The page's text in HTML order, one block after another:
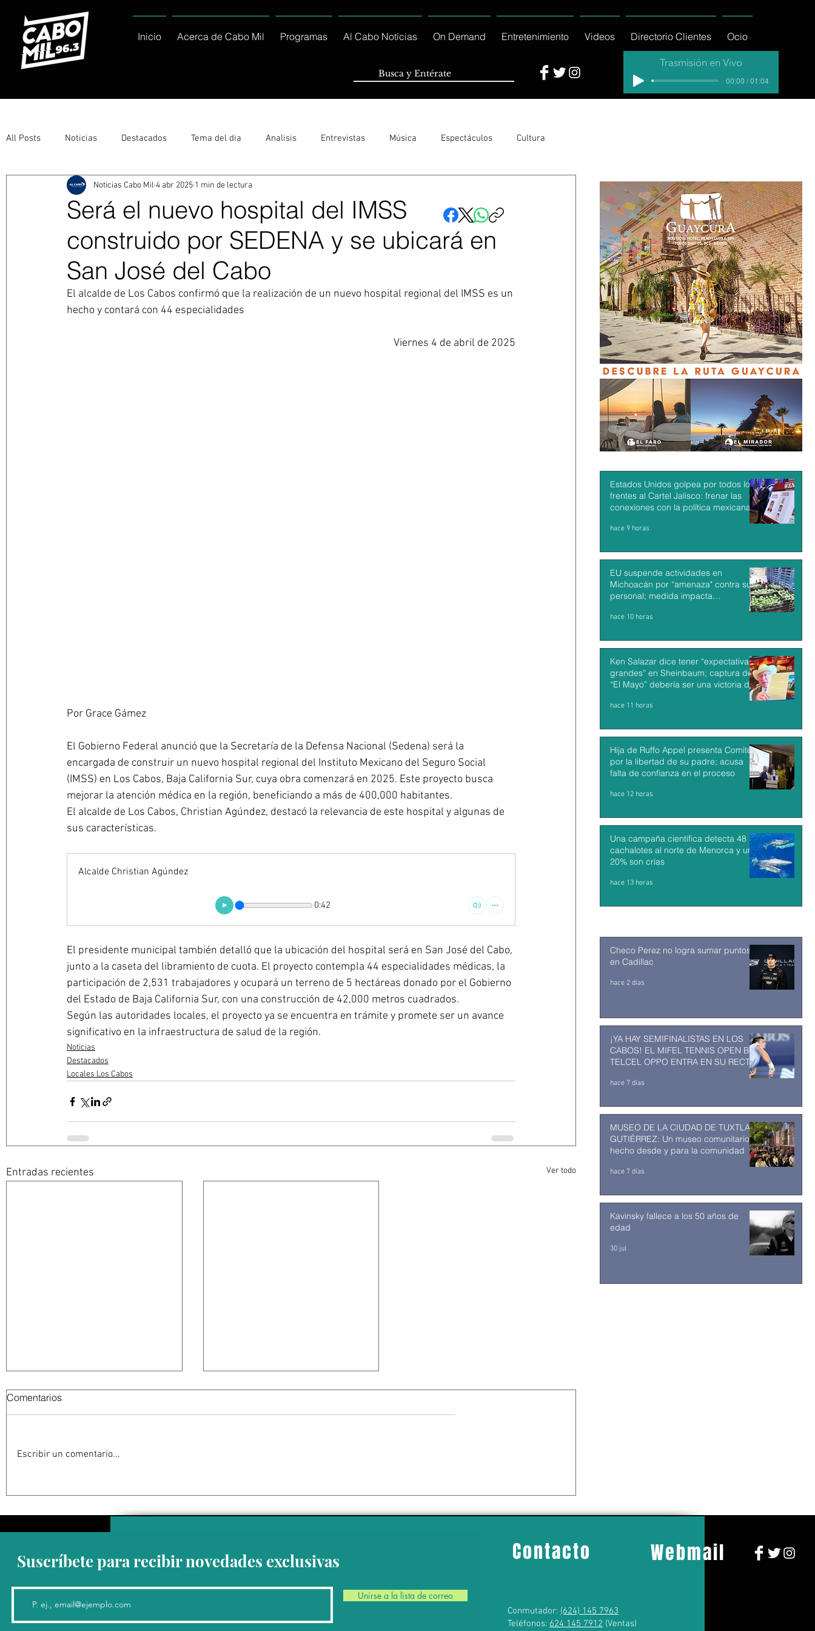
Inicio Acerca de Cabo Mil Programas Al Cabo Noticias On Demand Entretenimiento Videos Directorio Clientes Ocio
Trasmisión en Vivo
00:00 / 01:04
All Posts Noticias Destacados Tema del dia Analisis Entrevistas Música Espectáculos Cultura
Entérate Deportes La buena del día
Ayuntamiento de Los Cabos Informa Nacionales e Internacionales Columnas Locales Los Cabos
Será el nuevo hospital del IMSS
construido por SEDENA y se ubicará en
San José del Cabo
Noticias Cabo Mil 4 abr 2025 1 min de lectura
El alcalde de Los Cabos confirmó que la realización de un nuevo hospital regional del IMSS es un
hecho y contará con 44 especialidades
Viernes 4 de abril de 2025
Por Grace Gámez
El Gobierno Federal anunció que la Secretaría de la Defensa Nacional (Sedena) será la
encargada de construir un nuevo hospital regional del Instituto Mexicano del Seguro Social
(IMSS) en Los Cabos, Baja California Sur, cuya obra comenzará en 2025. Este proyecto busca
mejorar la atención médica en la región, beneficiando a más de 400,000 habitantes.
El alcalde de Los Cabos, Christian Agúndez, destacó la relevancia de este hospital y algunas de
sus características.
Alcalde Christian Agúndez
0:42
El presidente municipal también detalló que la ubicación del hospital será en San José del Cabo,
junto a la caseta del libramiento de cuota. El proyecto contempla 44 especialidades médicas, la
participación de 2,531 trabajadores y ocupará un terreno de 5 hectáreas donado por el Gobierno
del Estado de Baja California Sur, con una construcción de 42,000 metros cuadrados.
Según las autoridades locales, el proyecto ya se encuentra en trámite y promete ser un avance
significativo en la infraestructura de salud de la región.
Noticias
Destacados
Locales Los Cabos
Entradas recientes Ver todo
Jalisco: frenar las conexiones
con la política mexicana y su
contra su personal; medida
Comentarios
Escribir un comentario...
Estados Unidos golpea por todos los
frentes al Cartel Jalisco: frenar las
conexiones con la política mexicana y
hace 9 horas
EU suspende actividades en
Michoacán por “amenaza" contra su
personal; medida impacta
exportaciones de aguacate mexicano
hace 10 horas
Ken Salazar dice tener “expectativas
grandes” en Sheinbaum; captura de
“El Mayo” debería ser una victoria de
hace 11 horas
Hija de Ruffo Appel presenta Comité
por la libertad de su padre; acusa
falta de confianza en el proceso
hace 12 horas
Una campaña científica detecta 48
cachalotes al norte de Menorca y un
20% son crías
hace 13 horas
Checo Perez no logra sumar puntos
en Cadillac
hace 2 días
¡YA HAY SEMIFINALISTAS EN LOS
CABOS! EL MIFEL TENNIS OPEN BY
TELCEL OPPO ENTRA EN SU RECTA
hace 7 días
MUSEO DE LA CIUDAD DE TUXTLA
GUTIÉRREZ: Un museo comunitario
hecho desde y para la comunidad
hace 7 días
Kavinsky fallece a los 50 años de
edad
30 jul
Suscríbete para recibir novedades exclusivas
Unirse a la lista de correo
Contacto Webmail
Conmutador: (624) 145 7963
Teléfonos: 624 145 7912 (Ventas)